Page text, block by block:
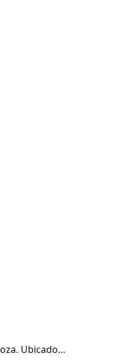
Ubicado…